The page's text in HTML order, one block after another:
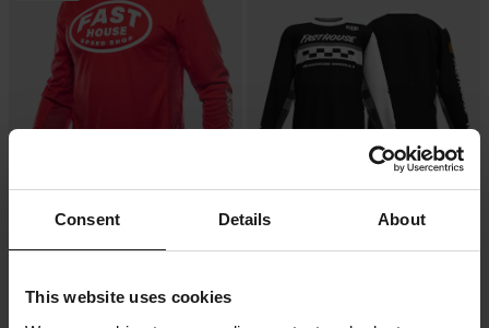
Consent Details About
This website uses cookies
Fasthouse Grindhouse Air-Cooled
Ramble Crosströja Röd
Crosströja Svart/Grå